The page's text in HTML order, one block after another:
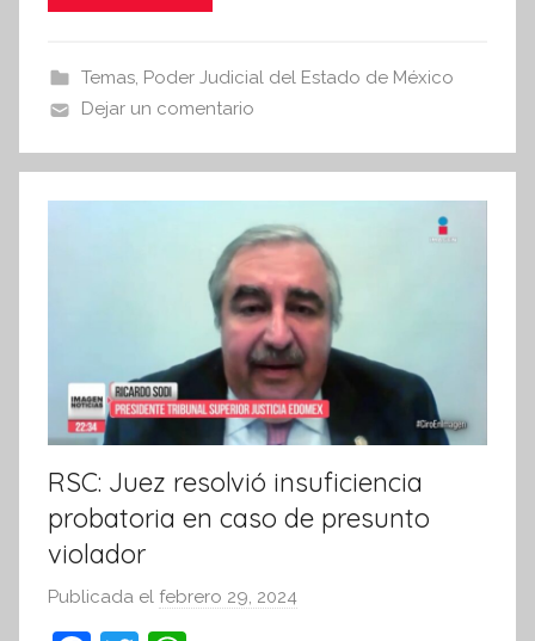
e
s
I
n
o
r
m
a
t
v
a
b
o
o
k
A
p
p
Temas, Poder Judicial del Estado de México
Dejar un comentario
RSC: Juez resolvió insuficiencia
probatoria en caso de presunto
violador
Publicada el febrero 29, 2024